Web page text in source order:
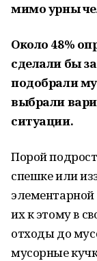
мимо урны
Около 48%
сделали бы
подобрали
выбрали
ситуации.
Порой
спешке или
элементарной
их к этому в
отходы до
мусорные